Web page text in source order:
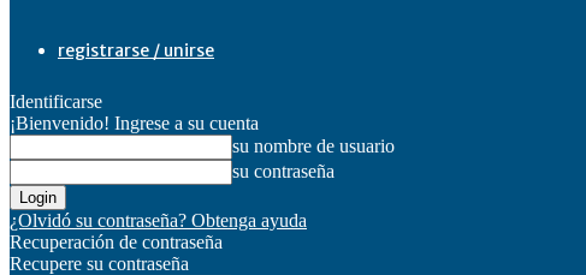
registrarse / unirse
Identificarse
¡Bienvenido! Ingrese a su cuenta
su nombre de usuario
su contraseña
¿Olvidó su contraseña? Obtenga ayuda
Recuperación de contraseña
Recupere su contraseña